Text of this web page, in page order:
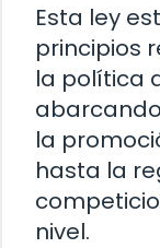
Esta ley
principios
la política
la
hasta la
nivel.